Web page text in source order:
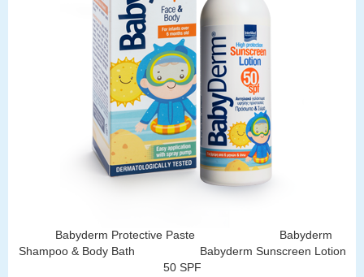
Babyderm Protective Paste Babyderm
Shampoo & Body Bath Babyderm Sunscreen Lotion
50 SPF